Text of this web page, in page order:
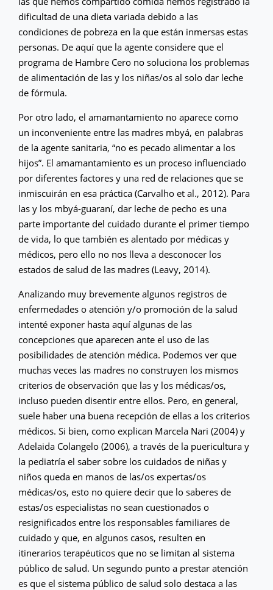
dificultad de una dieta variada debido a las
condiciones de pobreza en la que están inmersas estas
personas. De aquí que la agente considere que el
programa de Hambre Cero no soluciona los problemas
de alimentación de las y los niñas/os al solo dar leche
de fórmula.
Por otro lado, el amamantamiento no aparece como
un inconveniente entre las madres mbyá, en palabras
de la agente sanitaria, “no es pecado alimentar a los
hijos”. El amamantamiento es un proceso influenciado
por diferentes factores y una red de relaciones que se
inmiscuirán en esa práctica (Carvalho et al., 2012). Para
las y los mbyá-guaraní, dar leche de pecho es una
parte importante del cuidado durante el primer tiempo
de vida, lo que también es alentado por médicas y
médicos, pero ello no nos lleva a desconocer los
estados de salud de las madres (Leavy, 2014).
Analizando muy brevemente algunos registros de
enfermedades o atención y/o promoción de la salud
intenté exponer hasta aquí algunas de las
concepciones que aparecen ante el uso de las
posibilidades de atención médica. Podemos ver que
muchas veces las madres no construyen los mismos
criterios de observación que las y los médicas/os,
incluso pueden disentir entre ellos. Pero, en general,
suele haber una buena recepción de ellas a los criterios
médicos. Si bien, como explican Marcela Nari (2004) y
Adelaida Colangelo (2006), a través de la puericultura y
la pediatría el saber sobre los cuidados de niñas y
niños queda en manos de las/os expertas/os
médicas/os, esto no quiere decir que lo saberes de
estas/os especialistas no sean cuestionados o
resignificados entre los responsables familiares de
cuidado y que, en algunos casos, resulten en
itinerarios terapéuticos que no se limitan al sistema
público de salud. Un segundo punto a prestar atención
es que el sistema público de salud solo destaca a las